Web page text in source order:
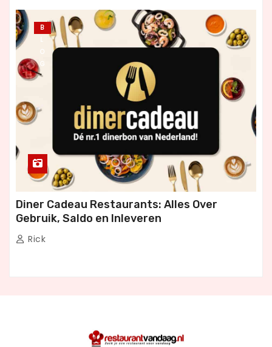
B
L
O
G
Diner Cadeau Restaurants: Alles Over
Gebruik, Saldo en Inleveren
Rick